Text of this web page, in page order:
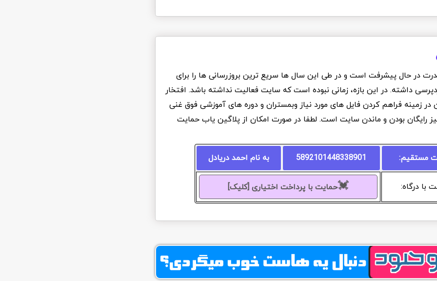
در حال پیشرفت است و در طی این سال ها سریع ترین بروزرسانی ها را برای
داشته. در این بازه، زمانی نبوده است که سایت فعالیت نداشته باشد. افتخار
در زمینه فراهم کردن فایل های مورد نیاز وبمستران و دوره های آموزشی فوق غنی
رایگان بودن و ماندن سایت است. لطفا در صورت امکان از پلاگین یاب حمایت
مستقیم: 5892101448338901 به نام احمد دریادل
با درگاه: 💓حمایت با پرداخت اختیاری [کلیک]